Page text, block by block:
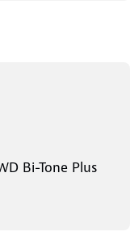
Bi-Tone Plus